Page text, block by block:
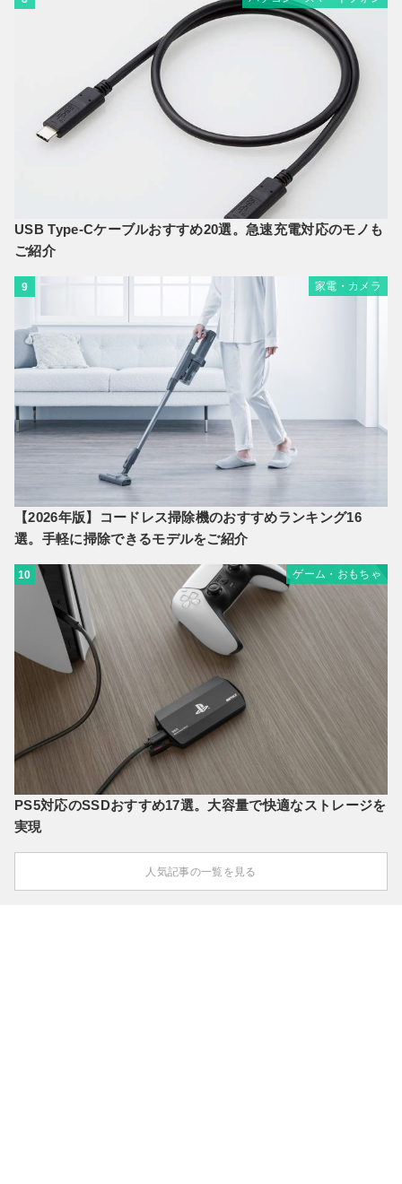
USB Type-Cケーブルおすすめ20選。急速充電対応のモノも
ご紹介
9 家電・カメラ
【2026年版】コードレス掃除機のおすすめランキング16
選。手軽に掃除できるモデルをご紹介
10 ゲーム・おもちゃ
PS5対応のSSDおすすめ17選。大容量で快適なストレージを
実現
人気記事の一覧を見る